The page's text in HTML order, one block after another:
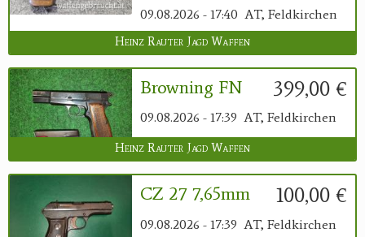
09.08.2026 - 17:40 AT, Feldkirchen
Heinz Rauter Jagd Waffen
399,00 €
Browning FN
09.08.2026 - 17:39 AT, Feldkirchen
Heinz Rauter Jagd Waffen
100,00 €
CZ 27 7,65mm
09.08.2026 - 17:39 AT, Feldkirchen